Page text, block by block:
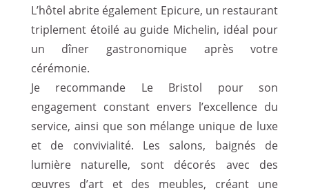
L’hôtel abrite également Epicure, un restaurant
triplement étoilé au guide Michelin, idéal pour
un dîner gastronomique après votre
cérémonie.
Je recommande Le Bristol pour son
engagement constant envers l’excellence du
service, ainsi que son mélange unique de luxe
et de convivialité. Les salons, baignés de
lumière naturelle, sont décorés avec des
œuvres d’art et des meubles, créant une